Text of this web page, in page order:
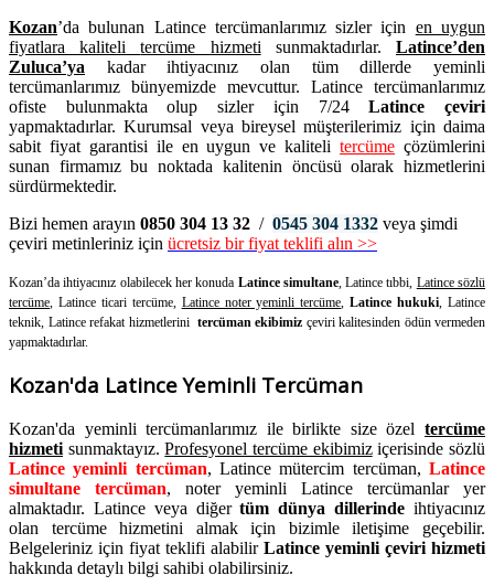
Kozan’da bulunan Latince tercümanlarımız sizler için en uygun
fiyatlara kalitelitercüme hizmeti sunmaktadırlar.Latince’den
Zuluca’ya kadar ihtiyacınız olan tüm dillerde yeminli
tercümanlarımız bünyemizde mevcuttur. Latince tercümanlarımız
ofiste bulunmakta olup sizler için 7/24Latince çeviri
yapmaktadırlar. Kurumsal veya bireysel müşterilerimiz için daima
sabit fiyat garantisi ile en uygun ve kalitelitercüme çözümlerini
sunan firmamız bu noktada kalitenin öncüsü olarak hizmetlerini
sürdürmektedir.
Bizi hemen arayın 0850 304 13 32 / 0545 304 1332 veya şimdi
çeviri metinleriniz için ücretsiz bir fiyat teklifi alın >>
Kozan’da ihtiyacınız olabilecek her konuda Latince simultane, Latince tıbbi, Latince sözlü
tercüme , Latince ticari tercüme, Latince noter yeminli tercüme ,Latince hukuki , Latince
teknik, Latince refakat hizmetlerini tercüman ekibimiz çeviri kalitesinden ödün vermeden
yapmaktadırlar.
Kozan'da Latince Yeminli Tercüman
Kozan'da yeminli tercümanlarımız ile birlikte size özel tercüme
hizmeti sunmaktayız.Profesyonel tercüme ekibimiziçerisinde sözlü
Latince yeminli tercüman, Latince mütercim tercüman,Latince
simultane tercüman, noter yeminli Latince tercümanlar yer
almaktadır. Latince veya diğertüm dünya dillerinde ihtiyacınız
olan tercüme hizmetini almak için bizimle iletişime geçebilir.
Belgeleriniz için fiyat teklifi alabilir Latince yeminli çeviri hizmeti
hakkında detaylı bilgi sahibi olabilirsiniz.